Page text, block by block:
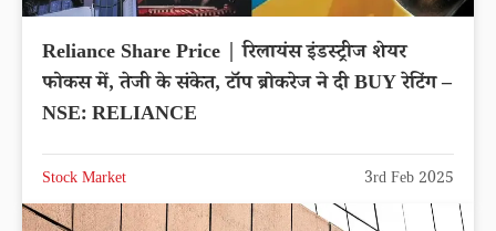
Reliance Share Price | रिलायंस इंडस्ट्रीज शेयर
फोकस में, तेजी के संकेत, टॉप ब्रोकरेज ने दी BUY रेटिंग –
NSE: RELIANCE
Stock Market 3rd Feb 2025